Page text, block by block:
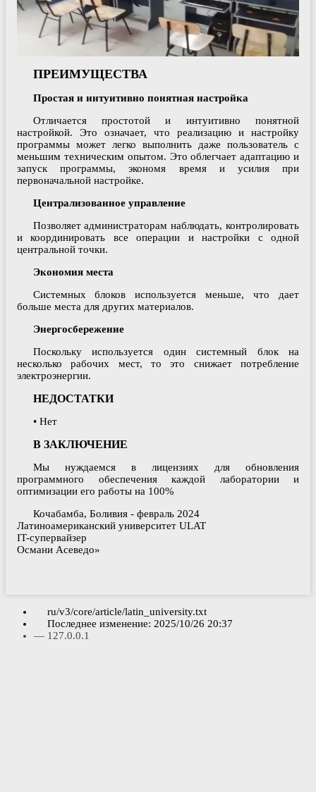
ПРЕИМУЩЕСТВА
Простая и интуитивно понятная настройка
Отличается простотой и интуитивно понятной
настройкой. Это означает, что реализацию и настройку
программы может легко выполнить даже пользователь с
меньшим техническим опытом. Это облегчает адаптацию и
запуск программы, экономя время и усилия при
первоначальной настройке.
Централизованное управление
Позволяет администраторам наблюдать, контролировать
и координировать все операции и настройки с одной
центральной точки.
Экономия места
Системных блоков используется меньше, что дает
больше места для других материалов.
Энергосбережение
Поскольку используется один системный блок на
несколько рабочих мест, то это снижает потребление
электроэнергии.
НЕДОСТАТКИ
• Нет
В ЗАКЛЮЧЕНИЕ
Мы нуждаемся в лицензиях для обновления
программного обеспечения каждой лаборатории и
оптимизации его работы на 100%
Кочабамба, Боливия - февраль 2024
Латиноамериканский университет ULAT
IT-супервайзер
Османи Асеведо»
ru/v3/core/article/latin_university.txt
Последнее изменение: 2025/10/26 20:37
— 127.0.0.1